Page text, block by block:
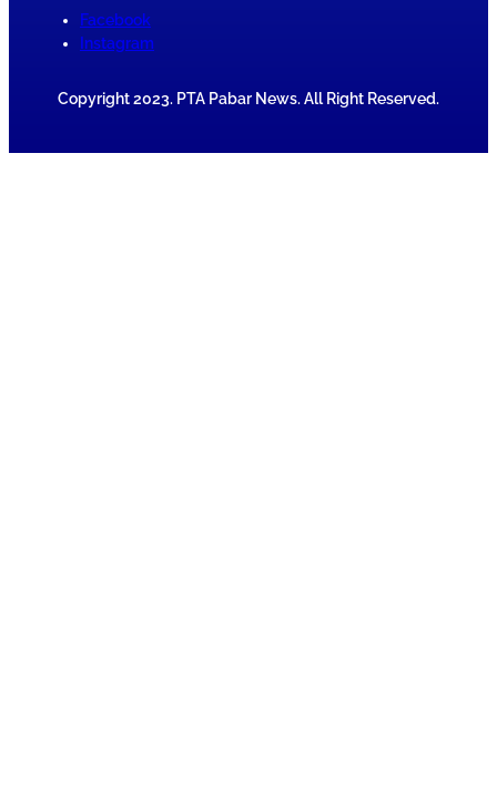
Facebook
Instagram
Copyright 2023. PTA Pabar News. All Right Reserved.